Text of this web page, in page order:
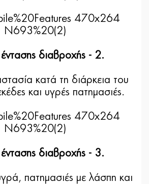
έντασης διαβροχής - 2.
κατά τη διάρκεια του
και υγρές πατημασιές.
έντασης διαβροχής - 3.
πατημασιές με λάσπη και